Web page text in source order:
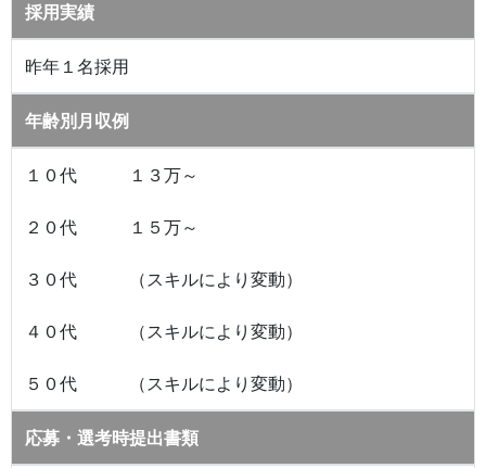
採用実績
昨年１名採用
年齢別月収例
１０代 １３万～
２０代 １５万～
３０代 （スキルにより変動）
４０代 （スキルにより変動）
５０代 （スキルにより変動）
応募・選考時提出書類